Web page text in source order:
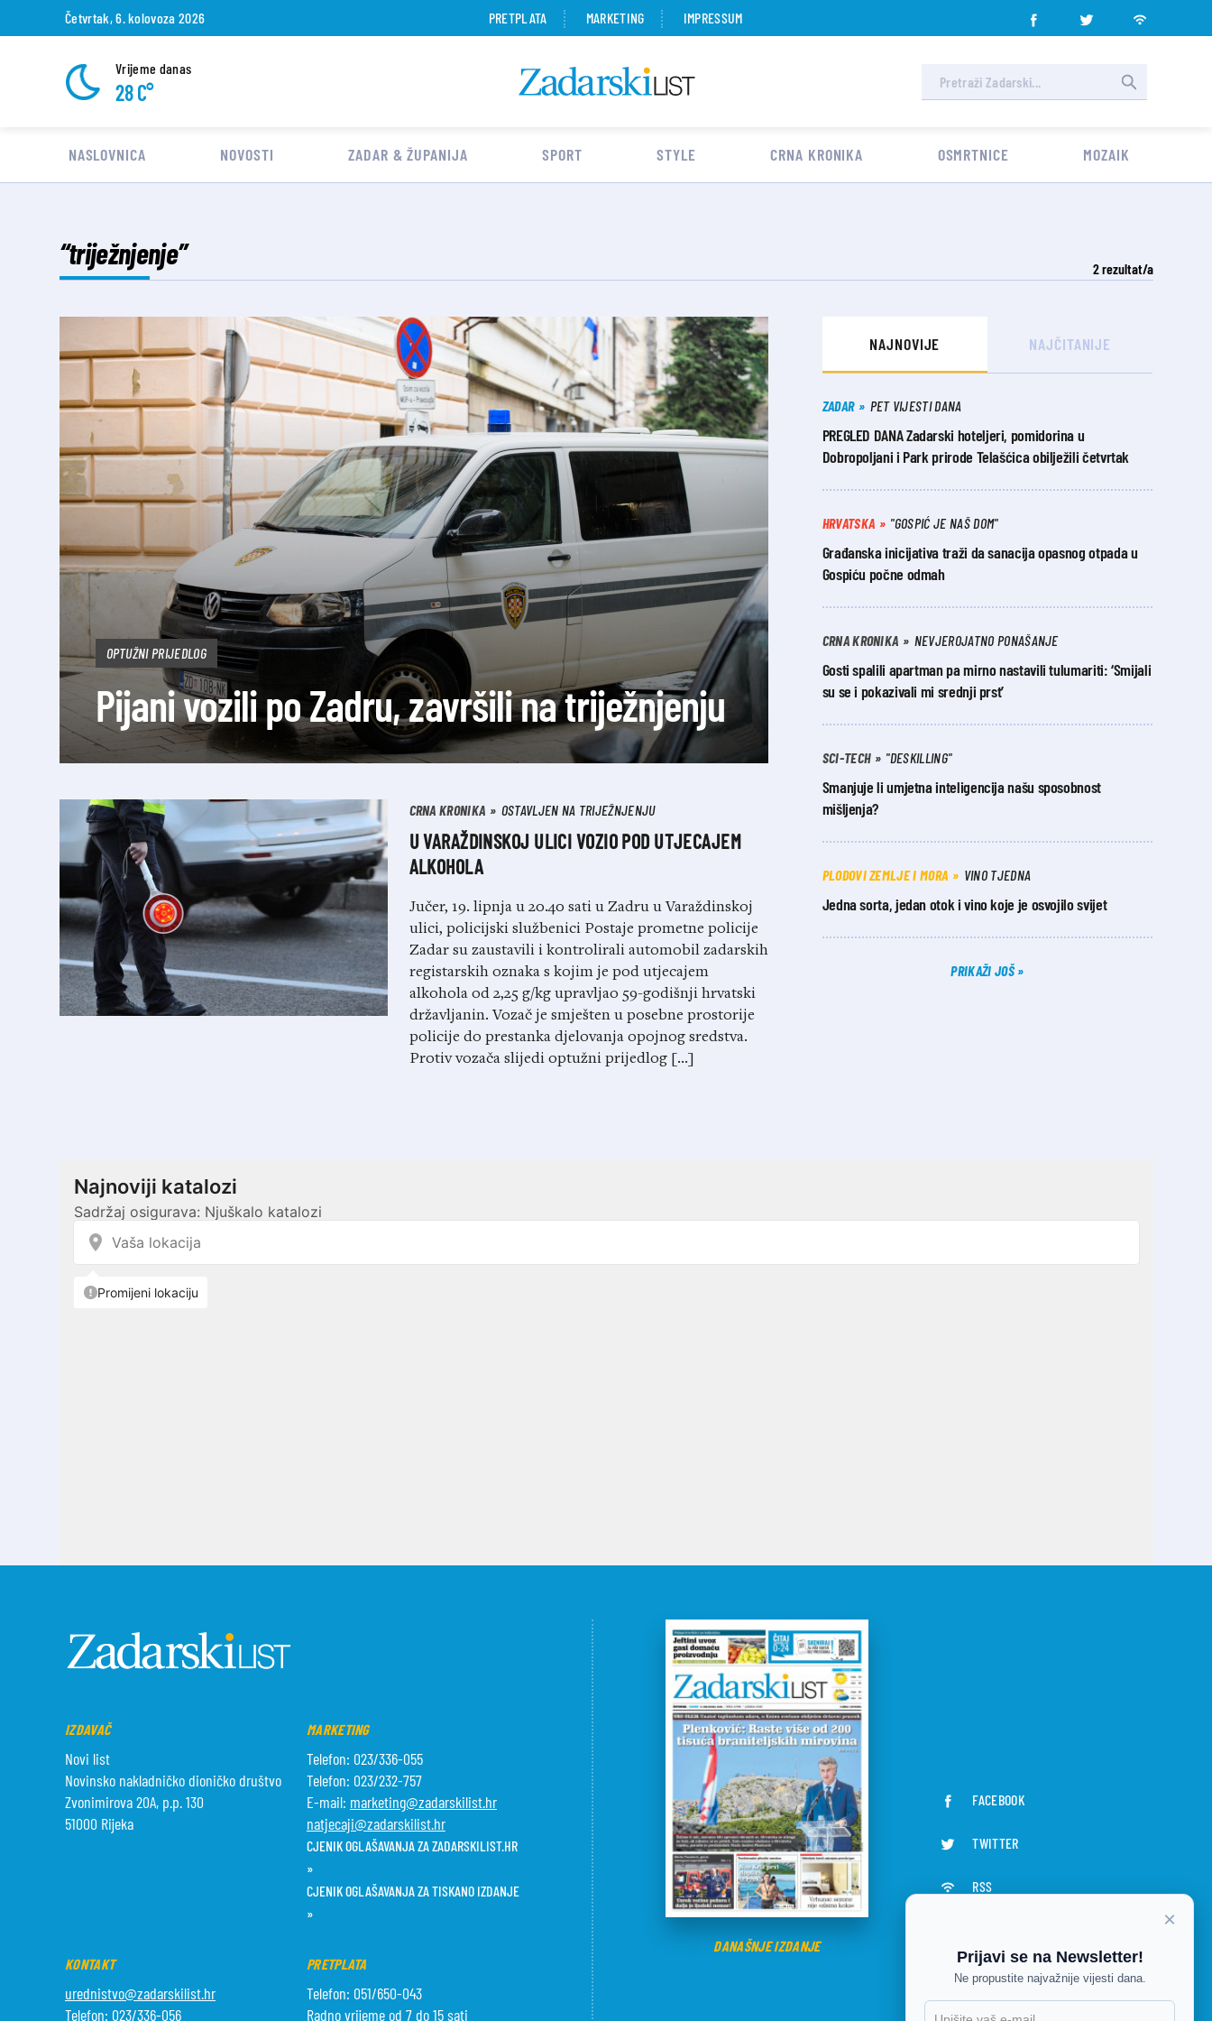
Četvrtak, 6. kolovoza 2026 PRETPLATA MARKETING IMPRESSUM
Vrijeme danas
28 C°
NASLOVNICA NOVOSTI ZADAR & ŽUPANIJA SPORT STYLE CRNA KRONIKA OSMRTNICE MOZAIK
“triježnjenje” 2rezultat/a
OPTUŽNI PRIJEDLOG
Pijani vozili po Zadru, završili na triježnjenju
CRNA KRONIKA OSTAVLJEN NA TRIJEŽNJENJU
U VARAŽDINSKOJ ULICI VOZIO POD UTJECAJEM
ALKOHOLA
Jučer, 19. lipnja u 20.40 sati u Zadru u Varaždinskoj
ulici, policijski službenici Postaje prometne policije
Zadar su zaustavili i kontrolirali automobil zadarskih
registarskih oznaka s kojim je pod utjecajem
alkohola od 2,25 g/kg upravljao 59-godišnji hrvatski
državljanin. Vozač je smješten u posebne prostorije
policije do prestanka djelovanja opojnog sredstva.
Protiv vozača slijedi optužni prijedlog […]
NAJNOVIJE NAJČITANIJE
ZADAR PET VIJESTI DANA
PREGLED DANA Zadarski hoteljeri, pomidorina u
Dobropoljani i Park prirode Telašćica obilježili četvrtak
HRVATSKA "GOSPIĆ JE NAŠ DOM"
Građanska inicijativa traži da sanacija opasnog otpada u
Gospiću počne odmah
CRNA KRONIKA NEVJEROJATNO PONAŠANJE
Gosti spalili apartman pa mirno nastavili tulumariti: ‘Smijali
su se i pokazivali mi srednji prst’
SCI-TECH "DESKILLING"
Smanjuje li umjetna inteligencija našu sposobnost
mišljenja?
PLODOVI ZEMLJE I MORA VINO TJEDNA
Jedna sorta, jedan otok i vino koje je osvojilo svijet
PRIKAŽI JOŠ
IZDAVAČ
Novi list
Novinsko nakladničko dioničko društvo
Zvonimirova 20A, p.p. 130
51000 Rijeka
MARKETING
Telefon: 023/336-055
Telefon: 023/232-757
E-mail: marketing@zadarskilist.hr
natjecaji@zadarskilist.hr
CJENIK OGLAŠAVANJA ZA ZADARSKILIST.HR
»
CJENIK OGLAŠAVANJA ZA TISKANO IZDANJE
»
KONTAKT
urednistvo@zadarskilist.hr
Telefon: 023/336-056
PRETPLATA
Telefon: 051/650-043
Radno vrijeme od 7 do 15 sati
DANAŠNJE IZDANJE
FACEBOOK
TWITTER
RSS
×
Prijavi se na Newsletter!
Ne propustite najvažnije vijesti dana.